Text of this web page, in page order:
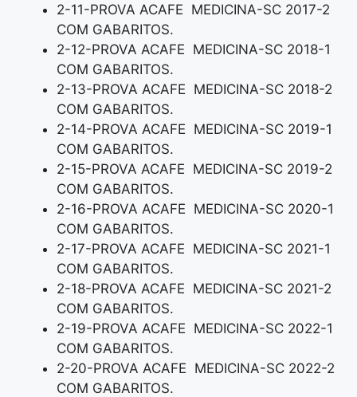
2-11-PROVA ACAFE MEDICINA-SC 2017-2
COM GABARITOS.
2-12-PROVA ACAFE MEDICINA-SC 2018-1
COM GABARITOS.
2-13-PROVA ACAFE MEDICINA-SC 2018-2
COM GABARITOS.
2-14-PROVA ACAFE MEDICINA-SC 2019-1
COM GABARITOS.
2-15-PROVA ACAFE MEDICINA-SC 2019-2
COM GABARITOS.
2-16-PROVA ACAFE MEDICINA-SC 2020-1
COM GABARITOS.
2-17-PROVA ACAFE MEDICINA-SC 2021-1
COM GABARITOS.
2-18-PROVA ACAFE MEDICINA-SC 2021-2
COM GABARITOS.
2-19-PROVA ACAFE MEDICINA-SC 2022-1
COM GABARITOS.
2-20-PROVA ACAFE MEDICINA-SC 2022-2
COM GABARITOS.